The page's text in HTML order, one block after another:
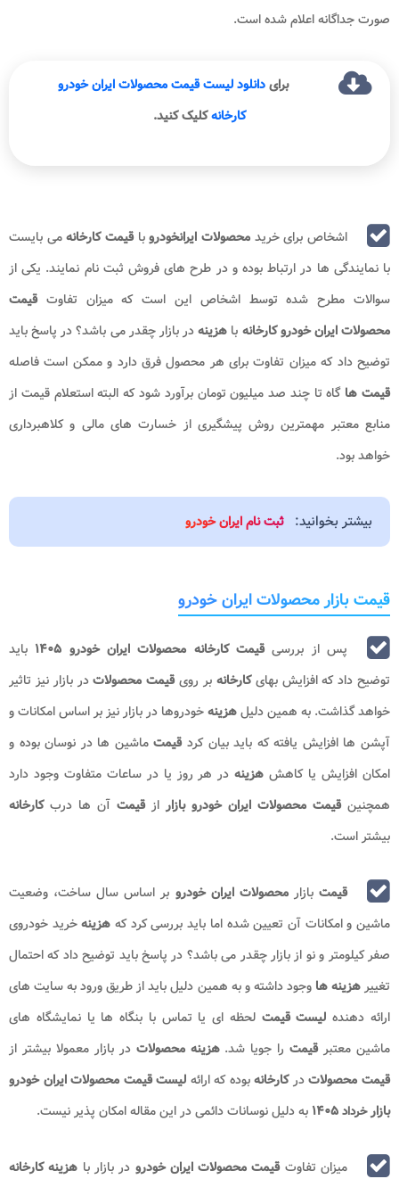
صورت جداگانه اعلام شده است.
برایدانلود لیست قیمت محصولات ایران خودرو
کارخانهکلیک کنید.
اشخاص برای خرید محصولات ایرانخودروباقیمت کارخانهمی بایست
با نمایندگی ها در ارتباط بوده و در طرح های فروش ثبت نام نمایند. یکی از
سوالات مطرح شده توسط اشخاص این است که میزان تفاوتقیمت
محصولات ایران خودرو کارخانه با هزینهدر بازار چقدر می باشد؟ در پاسخ باید
توضیح داد که میزان تفاوت برای هر محصول فرق دارد و ممکن است فاصله
قیمت هاگاه تا چند صد میلیون تومان برآورد شود که البته استعلام قیمت از
منابع معتبر مهمترین روش پیشگیری از خسارت های مالی و کلاهبرداری
خواهد بود.
بیشتر بخوانید: ثبت نام ایران خودرو
قیمت بازار محصولات ایران خودرو
پس از بررسیقیمت کارخانه محصولات ایران خودرو ۱۴۰۵​
باید
توضیح داد که افزایش بهایکارخانهبر رویقیمت محصولاتدر بازار نیز تاثیر
خواهد گذاشت. به همین دلیلهزینهخودروها در بازار نیز بر اساس امکانات و
آپشن ها افزایش یافته که باید بیان کردقیمتماشین ها در نوسان بوده و
امکان افزایش یا کاهش هزینه در هر روز یا در ساعات متفاوت وجود دارد
همچنینقیمت محصولات ایران خودرو بازارازقیمت آن ها دربکارخانه
بیشتر است.
قیمتبازارمحصولات ایران خودرو بر اساس سال ساخت، وضعیت
ماشین و امکانات آن تعیین شده اما باید بررسی کرد که هزینهخرید خودروی
صفر کیلومتر و نو از بازار چقدر می باشد؟ در پاسخ باید توضیح داد که احتمال
تغییرهزینه هاوجود داشته و به همین دلیل باید از طریق ورود به سایت های
ارائه دهنده لیست قیمتلحظه ای یا تماس با بنگاه ها یا نمایشگاه های
ماشین معتبرقیمت را جویا شد.هزینه محصولاتدر بازار معمولا بیشتر از
قیمت محصولاتدرکارخانهبوده که ارائه لیست قیمت محصولات ایران خودرو
بازارخرداد به دلیل نوسانات دائمی در این مقاله امکان پذیر نیست.
میزان تفاوتقیمت محصولات ایران خودرو در بازار با هزینه کارخانه